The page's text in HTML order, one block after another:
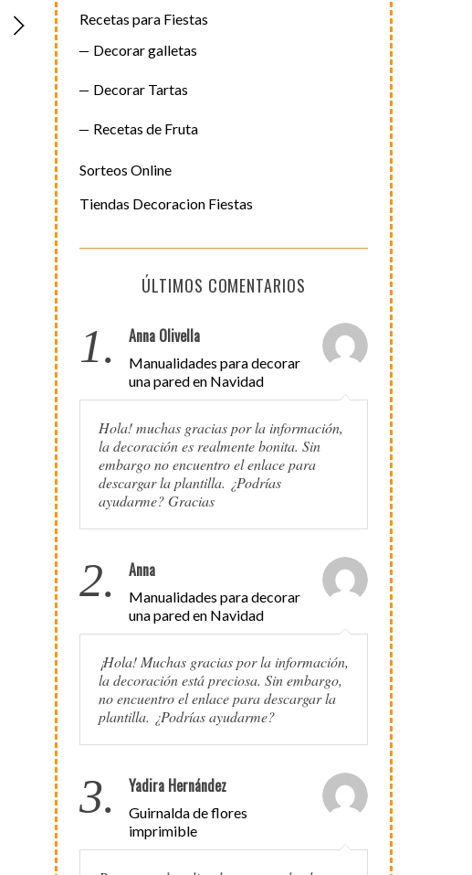
Recetas para Fiestas
Decorar galletas
Decorar Tartas
Recetas de Fruta
Sorteos Online
Tiendas Decoracion Fiestas
ÚLTIMOS COMENTARIOS
1. Anna Olivella
Manualidades para decorar
una pared en Navidad
Hola! muchas gracias por la información,
la decoración es realmente bonita. Sin
embargo no encuentro el enlace para
descargar la plantilla. ¿Podrías
ayudarme? Gracias
2. Anna
Manualidades para decorar
una pared en Navidad
¡Hola! Muchas gracias por la información,
la decoración está preciosa. Sin embargo,
no encuentro el enlace para descargar la
plantilla. ¿Podrías ayudarme?
3. Yadira Hernández
Guirnalda de flores
imprimible